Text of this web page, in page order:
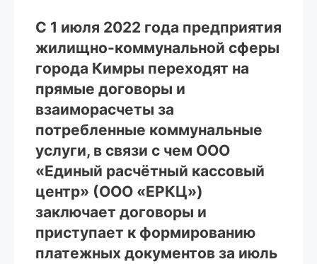
С 1 июля 2022 года предприятия
жилищно-коммунальной сферы
города Кимры переходят на
прямые договоры и
взаиморасчеты за
потребленные коммунальные
услуги, в связи с чем ООО
«Единый расчётный кассовый
центр» (ООО «ЕРКЦ»)
заключает договоры и
приступает к формированию
платежных документов за июль